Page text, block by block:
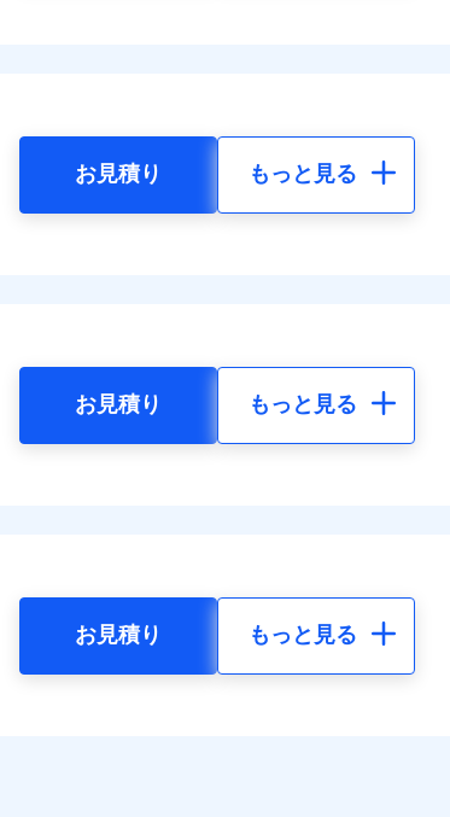
お見積り もっと見る
お見積り もっと見る
お見積り もっと見る